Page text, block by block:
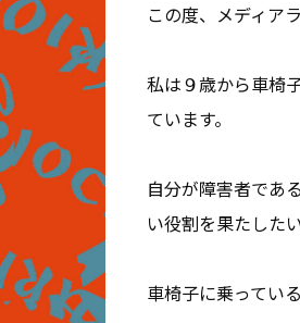
この度、メディア
私は９歳から車椅
ています。
自分が障害者であ
い役割を果たした
車椅子に乗ってい